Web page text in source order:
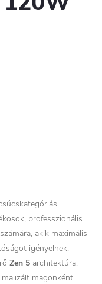
professzionális
akik maximális
igényelnek.
Zen 5 architektúra,
magonkénti